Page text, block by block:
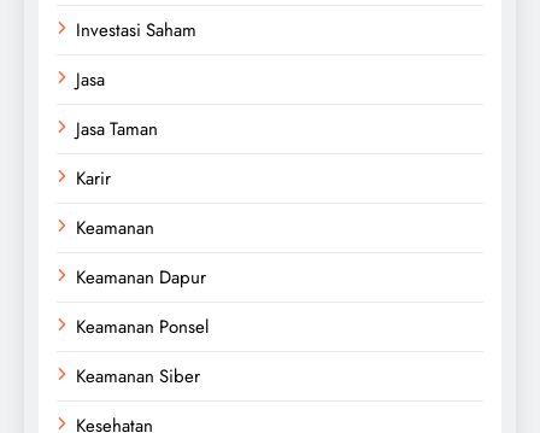
Investasi Saham
Jasa
Jasa Taman
Karir
Keamanan
Keamanan Dapur
Keamanan Ponsel
Keamanan Siber
Kesehatan